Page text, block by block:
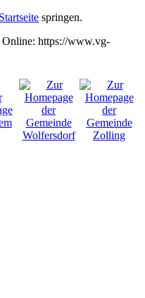
springen.
Online: https://www.vg-